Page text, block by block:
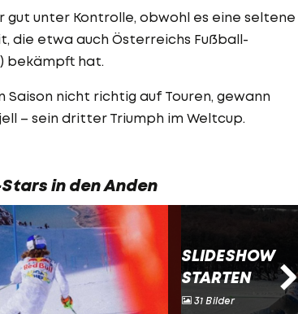
gut unter Kontrolle, obwohl es eine seltene
die etwa auch Österreichs Fußball-
bekämpft hat.
nicht richtig auf Touren, gewann
– sein dritter Triumph im Weltcup.
in den Anden
SLIDESHOW
STARTEN
31 Bilder